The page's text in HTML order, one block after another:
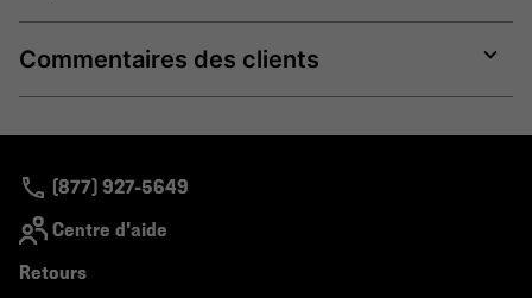
Commentaires des clients
(877) 927-5649
Centre d'aide
Retours